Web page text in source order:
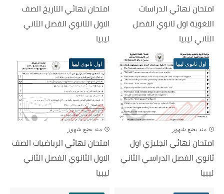
امتحان نهائي الدراسات
اللغوية اول ثانوي الفصل
الثاني ليبيا
امتحان نهائي التاريخ الصف
الاول الثانوي الفصل الثاني
ليبيا
اول ثانوي ليبيا
منذ بضع شهور
امتحان نهائي انجليزي اول
ثانوي الفصل الدراسي الثاني
ليبيا
اول ثانوي ليبيا
منذ بضع شهور
امتحان نهائي الرياضيات الصف
الاول الثانوي الفصل الثاني
ليبيا